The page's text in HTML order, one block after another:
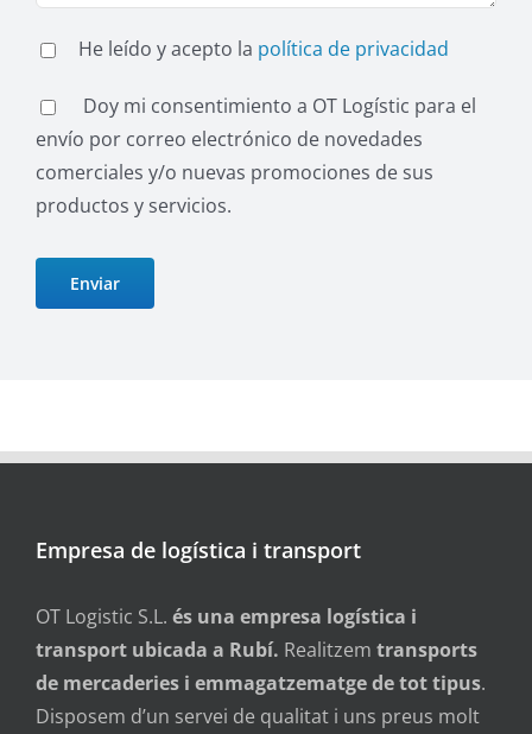
He leído y acepto la política de privacidad
Doy mi consentimiento a OT Logístic para el
envío por correo electrónico de novedades
comerciales y/o nuevas promociones de sus
productos y servicios.
Empresa de logística i transport
OT Logistic S.L. és una empresa logística i
transport ubicada a Rubí. Realitzem transports
de mercaderies i emmagatzematge de tot tipus.
Disposem d’un servei de qualitat i uns preus molt